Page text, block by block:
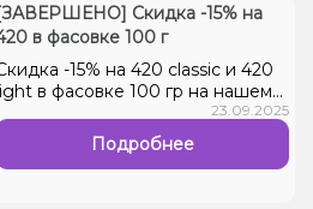
(POD)
Скидка -15% на
в фасовке 100 г
-15% на 420 classic и 420
в фасовке 100 гр на нашем
сайте и в розничных магазинах.
действует с 8.09 по 15.09
Скидки не
23.09.2025
Подробнее